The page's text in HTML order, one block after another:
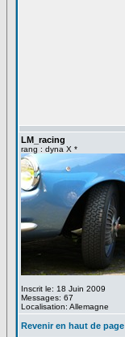
LM_racing
rang : dyna X *
Inscrit le: 18 Juin 2009
Messages: 67
Localisation: Allemagne
Revenir en haut de page